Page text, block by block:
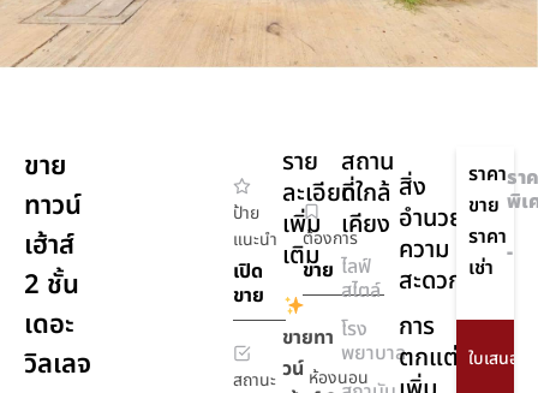
ขาย
ทาวน์
เฮ้าส์
2 ชั้น
เดอะ
วิลเลจ
ป้าย
แนะนำ
เปิด
ขาย
ต้องการ
ขาย
สถานะ ห้องนอน
ราย
ละเอียด
เพิ่ม
เติม
ขายทา
วน์
สถาน
ที่ใกล้
เคียง
ไลฟ์
สไตล์
โรง
พยาบาล
สิ่ง
อำนวย
ความ
สะดวก
การ
ตกแต่ง
ราคา
ขาย
รา
พิเ
ราคา
เช่า
-